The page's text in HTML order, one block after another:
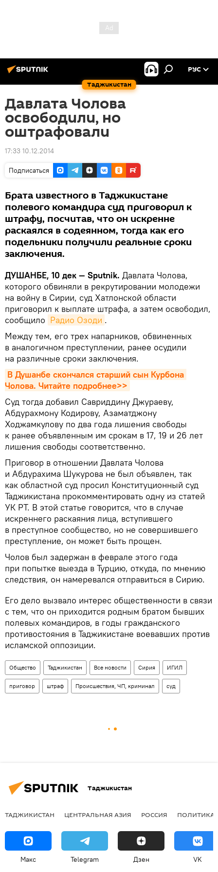
Таджикистан
РУС
Давлата Чолова
освободили, но
оштрафовали
17:33 10.12.2014
Подписаться
Брата известного в Таджикистане
полевого командира суд приговорил к
штрафу, посчитав, что он искренне
раскаялся в содеянном, тогда как его
подельники получили реальные сроки
заключения.
ДУШАНБЕ, 10 дек — Sputnik. Давлата Чолова,
которого обвиняли в рекрутировании молодежи
на войну в Сирии, суд Хатлонской области
приговорил к выплате штрафа, а затем освободил,
сообщило Радио Озоди .
Между тем, его трех напарников, обвиненных
в аналогичном преступлении, ранее осудили
на различные сроки заключения.
В Душанбе скончался старший сын Курбона
Чолова. Читайте подробнее>>
Суд тогда добавил Савриддину Джураеву,
Абдурахмону Кодирову, Азаматджону
Ходжамкулову по два года лишения свободы
к ранее объявленным им срокам в 17, 19 и 26 лет
лишения свободы соответственно.
Приговор в отношении Давлата Чолова
и Абдурахима Шукурова не был объявлен, так
как областной суд просил Конституционный суд
Таджикистана прокомментировать одну из статей
УК РТ. В этой статье говорится, что в случае
искреннего раскаяния лица, вступившего
в преступное сообщество, но не совершившего
преступление, он может быть прощен.
Чолов был задержан в феврале этого года
при попытке выезда в Турцию, откуда, по мнению
следствия, он намеревался отправиться в Сирию.
Его дело вызвало интерес общественности в связи
с тем, что он приходится родным братом бывших
полевых командиров, в годы гражданского
противостояния в Таджикистане воевавших против
исламской оппозиции.
Общество Таджикистан Все новости Сирия ИГИЛ
приговор штраф Происшествия, ЧП, криминал суд
Таджикистан
ТАДЖИКИСТАН ЦЕНТРАЛЬНАЯ АЗИЯ РОССИЯ ПОЛИТИКА
Макс Telegram Дзен VK